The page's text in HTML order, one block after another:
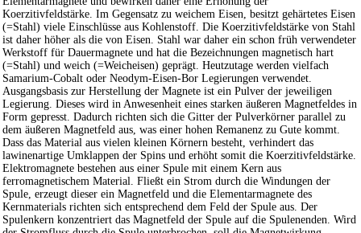
Koerzitivfeldstärke. Im Gegensatz zu weichem Eisen, besitzt gehärtetes Eisen
(=Stahl) viele Einschlüsse aus Kohlenstoff. Die Koerzitivfeldstärke von Stahl
ist daher höher als die von Eisen. Stahl war daher ein schon früh verwendeter
Werkstoff für Dauermagnete und hat die Bezeichnungen magnetisch hart
(=Stahl) und weich (=Weicheisen) geprägt. Heutzutage werden vielfach
Samarium-Cobalt oder Neodym-Eisen-Bor Legierungen verwendet.
Ausgangsbasis zur Herstellung der Magnete ist ein Pulver der jeweiligen
Legierung. Dieses wird in Anwesenheit eines starken äußeren Magnetfeldes in
Form gepresst. Dadurch richten sich die Gitter der Pulverkörner parallel zu
dem äußeren Magnetfeld aus, was einer hohen Remanenz zu Gute kommt.
Dass das Material aus vielen kleinen Körnern besteht, verhindert das
lawinenartige Umklappen der Spins und erhöht somit die Koerzitivfeldstärke.
Elektromagnete bestehen aus einer Spule mit einem Kern aus
ferromagnetischem Material. Fließt ein Strom durch die Windungen der
Spule, erzeugt dieser ein Magnetfeld und die Elementarmagnete des
Kernmaterials richten sich entsprechend dem Feld der Spule aus. Der
Spulenkern konzentriert das Magnetfeld der Spule auf die Spulenenden. Wird